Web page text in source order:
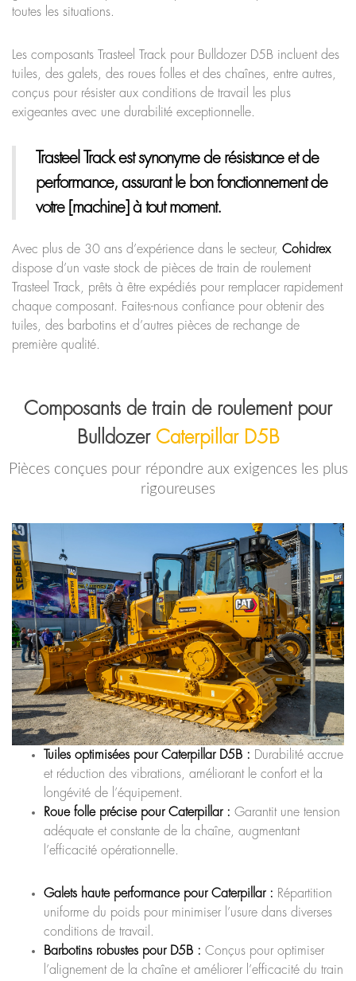
toutes les situations.
Les composants Trasteel Track pour Bulldozer D5B incluent des
tuiles, des galets, des roues folles et des chaînes, entre autres,
conçus pour résister aux conditions de travail les plus
exigeantes avec une durabilité exceptionnelle.
Trasteel Trackest synonyme de résistance et de
performance, assurant le bon fonctionnement de
votre [machine] à tout moment.
Avec plus de 30 ans d’expérience dans le secteur, Cohidrex
dispose d’un vaste stock de pièces de train de roulement
Trasteel Track, prêts à être expédiés pour remplacer rapidement
chaque composant. Faites-nous confiance pour obtenir des
tuiles, des barbotins et d’autres pièces de rechange de
première qualité.
Composants de train de roulement pour
Bulldozer Caterpillar D5B
Pièces conçues pour répondre aux exigences les plus
rigoureuses
Tuiles optimisées pour Caterpillar D5B : Durabilité accrue
et réduction des vibrations, améliorant le confort et la
longévité de l’équipement.
Roue folle précise pour Caterpillar : Garantit une tension
adéquate et constante de la chaîne, augmentant
l’efficacité opérationnelle.
Galets haute performance pour Caterpillar : Répartition
uniforme du poids pour minimiser l’usure dans diverses
conditions de travail.
Barbotins robustes pour D5B : Conçus pour optimiser
l’alignement de la chaîne et améliorer l’efficacité du train